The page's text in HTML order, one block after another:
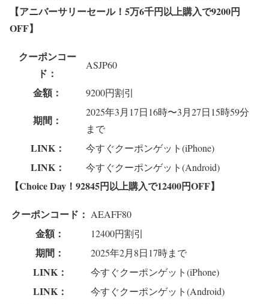
【アニバーサリーセール！5万6千円以上購入で9200円
OFF】
クーポンコー
ド：
ASJP60
金額： 9200円割引
期間：
2025年3月17日16時〜3月27日15時59分
まで
LINK： 今すぐクーポンゲット(iPhone)
LINK： 今すぐクーポンゲット(Android)
【Choice Day！92845円以上購入で12400円OFF】
クーポンコード： AEAFF80
金額： 12400円割引
期間： 2025年2月8日17時まで
LINK： 今すぐクーポンゲット(iPhone)
LINK： 今すぐクーポンゲット(Android)